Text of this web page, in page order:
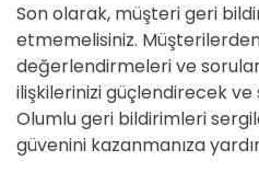
Son olarak, müşteri geri
etmemelisiniz.
değerlendirmeleri ve
ilişkilerinizi güçlendirecek ve
Olumlu geri bildirimleri
güvenini kazanmanıza